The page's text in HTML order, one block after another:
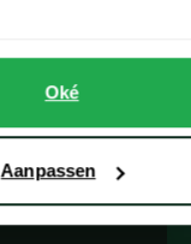
Oké
Aanpassen